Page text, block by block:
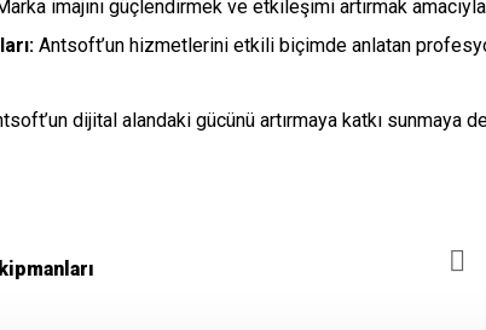
imajını güçlendirmek ve etkileşimi artırmak
Antsoft’un hizmetlerini etkili biçimde anlatan
dijital alandaki gücünü artırmaya katkı sunmaya